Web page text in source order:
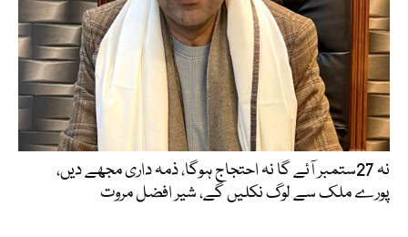
نہ 27ستمبر آئے گا نہ احتجاج ہوگا، ذمہ داری مجھے دیں،
پورے ملک سے لوگ نکلیں گے، شیر افضل مروت